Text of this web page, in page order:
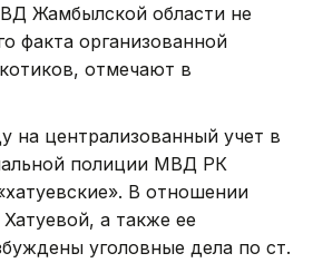
Жамбылской области не
факта организованной
отмечают в
на централизованный учет в
полиции МВД РК
В отношении
а также ее
уголовные дела по ст.